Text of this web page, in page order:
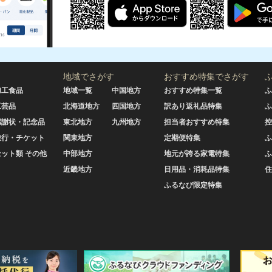
食品
品
状・記念品
・チケット
ト類 その他
地域でさがす
地域一覧
北海道地方
東北地方
関東地方
中部地方
近畿地方
中国地方
四国地方
九州地方
おすすめ特集でさがす
おすすめ特集一覧
訳あり返礼品特集
担当者おすすめ特集
定期便特集
地元が誇る家電特集
日用品・消耗品特集
ふるなび限定特集